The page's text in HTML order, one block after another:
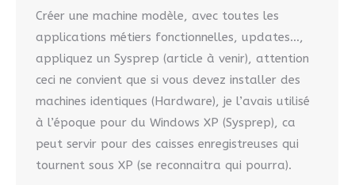
Créer une machine modèle, avec toutes les
applications métiers fonctionnelles, updates…,
appliquez un Sysprep (article à venir), attention
ceci ne convient que si vous devez installer des
machines identiques (Hardware), je l’avais utilisé
à l’époque pour du Windows XP (Sysprep), ca
peut servir pour des caisses enregistreuses qui
tournent sous XP (se reconnaitra qui pourra).